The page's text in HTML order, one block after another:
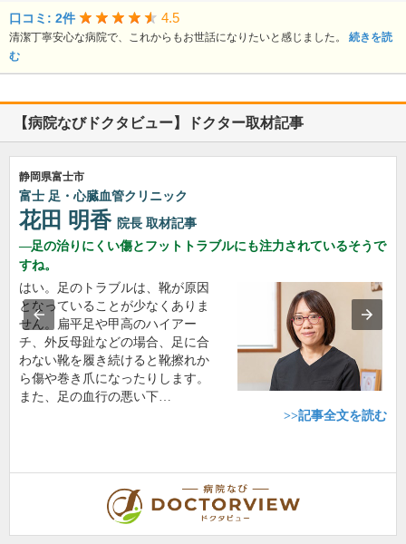
口コミ: 2件 4.5
清潔丁寧安心な病院で、これからもお世話になりたいと感じました。 続きを読
む
【病院なびドクタビュー】ドクター取材記事
静岡県富士市
富士 足・心臓血管クリニック
花田 明香 院長 取材記事
足の治りにくい傷とフットトラブルにも注力されているそうで
すね。
はい。足のトラブルは、靴が原因
となっていることが少なくありま
せん。扁平足や甲高のハイアー
チ、外反母趾などの場合、足に合
わない靴を履き続けると靴擦れか
ら傷や巻き爪になったりします。
また、足の血行の悪い下…
>>記事全文を読む